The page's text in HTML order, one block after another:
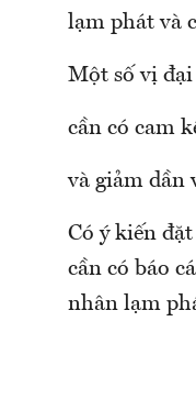
lạm phát và
Một số vị
cần có cam
và giảm dần
Có ý kiến
cần có báo
nhân lạm